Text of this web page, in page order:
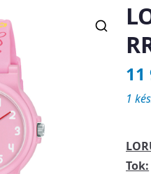
11
Tok:
1